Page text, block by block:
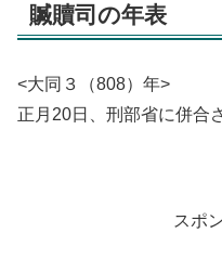
贓贖司の年表
<大同３（808）年>
正月20日、刑部省に併合
スポ